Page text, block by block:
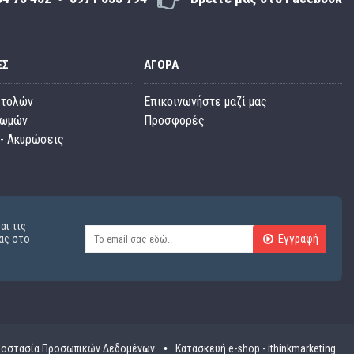
Ακυρώσεις
ΑΓΟΡΆ
Επικοινωνήστε μαζί μας
Προσφορές
τις
στο
Εγγραφή
Προσωπικών Δεδομένων Κατασκευή e-shop - ithinkmarketing